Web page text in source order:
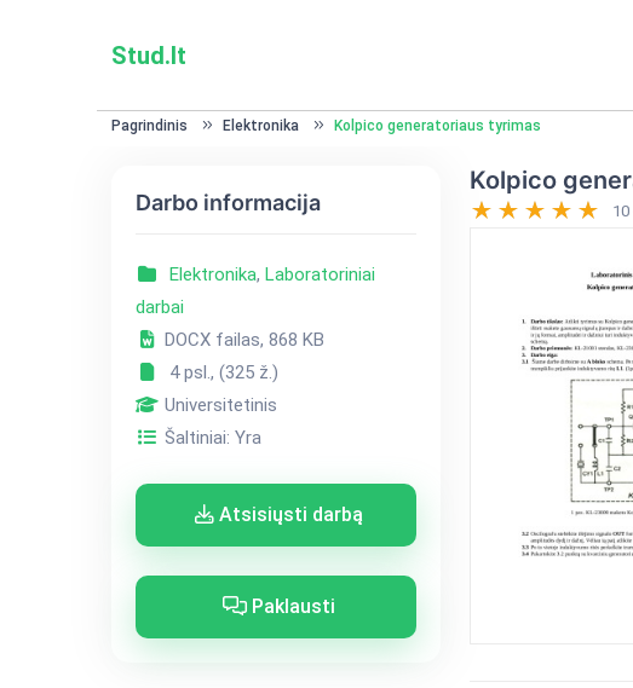
Stud.lt
Pagrindinis Elektronika Kolpico generatoriaus tyrimas
Darbo informacija
Elektronika, Laboratoriniai
darbai
DOCX failas, 868 KB
4 psl., (325 ž.)
Universitetinis
Šaltiniai: Yra
Atsisiųsti darbą
Paklausti
Kolpico